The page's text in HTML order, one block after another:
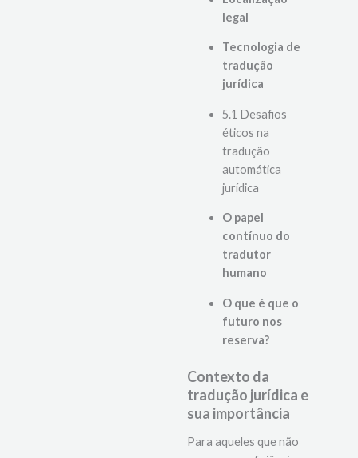
Localização
legal
Tecnologia de
tradução
jurídica
5.1 Desafios
éticos na
tradução
automática
jurídica
O papel
contínuo do
tradutor
humano
O que é que o
futuro nos
Contexto da
tradução jurídica e
sua importância